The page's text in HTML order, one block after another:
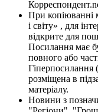
При копіюванні
і світу» , для
відкрите для
Посилання має
повного або
Гіперпосилання
розміщена в
матеріалу.
Новини з